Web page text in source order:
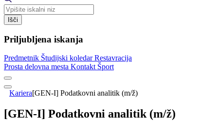
Išči
Priljubljena iskanja
Predmetnik Študijski koledarRestavracija
Prosta delovna mesta Kontakt Šport
Kariera[GEN-I] Podatkovni analitik (m/ž)
[GEN-I] Podatkovni analitik (m/ž)